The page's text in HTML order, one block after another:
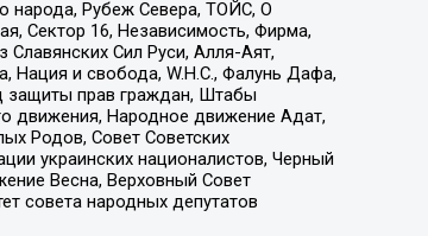
народа, Рубеж Севера, ТОЙС, О
Сектор 16, Независимость, Фирма,
Сил Руси, Алля-Аят,
Нация и свобода, W.H.С., Фалунь Дафа,
защиты прав граждан, Штабы
движения, Народное движение Адат,
Родов, Совет Советских
украинских националистов, Черный
Весна, Верховный Совет
совета народных депутатов